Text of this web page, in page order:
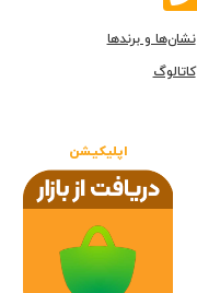
نشان‌ها و برندها
کاتالوگ
اپلیکیشن